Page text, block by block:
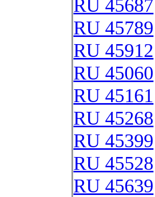
RU 45687
RU 45789
RU 45912
RU 45060
RU 45161
RU 45268
RU 45399
RU 45528
RU 45639